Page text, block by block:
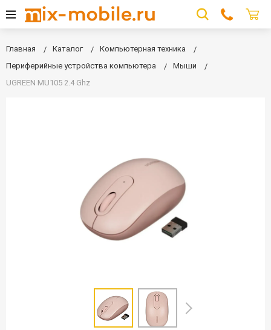
Главная Каталог
Компьютерная техника
Периферийные устройства компьютера
Мыши
UGREEN MU105 2.4 Ghz